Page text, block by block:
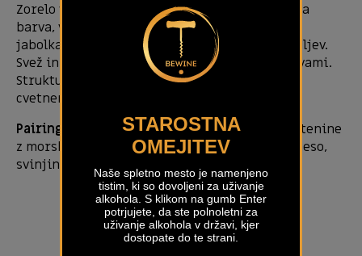
STAROSTNA
OMEJITEV
Naše spletno mesto je namenjeno
tistim, ki so dovoljeni za uživanje
alkohola. S klikom na gumb Enter
potrjujete, da ste polnoletni za
uživanje alkohola v državi, kjer
dostopate do te strani.
Zorelo v jeklenih sodih. Kristalna, zlato rumena
barva, vinski šopek je neizčrpen. V ustih zrela
jabolka in hruške s pridihom citrusov in mandljev.
Svež in kompleksen okus z mineralnimi zaznavami.
Strukturno vino s prijetno kislino. Pookus po
cvetnem prahu in sadju.
Pairing with food: surove morske sadeže, testenine
z morskimi sadeži, belimi tartufi, ribe, belo meso,
svinjino, pečeno teletino.